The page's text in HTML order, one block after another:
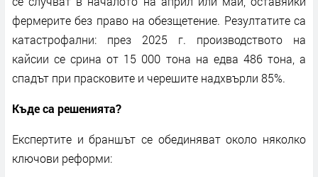
фермерите без право на обезщетение. Резултатите са
катастрофални: през 2025 г. производството на
кайсии се срина от 15 000 тона на едва 486 тона, а
спадът при прасковите и черешите надхвърли 85%.
Къде са решенията?
Експертите и браншът се обединяват около няколко
ключови реформи: